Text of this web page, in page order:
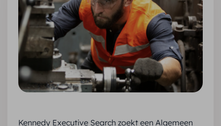
Kennedy Executive Search zoekt een Algemeen